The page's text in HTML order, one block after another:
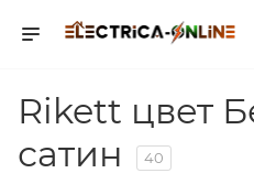
Rikett цвет
сатин
40